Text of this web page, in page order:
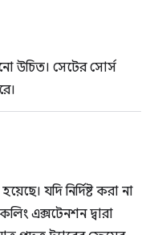
উচিত। সেটের সোর্স
যদি নির্দিষ্ট করা না
এক্সটেনশন দ্বারা